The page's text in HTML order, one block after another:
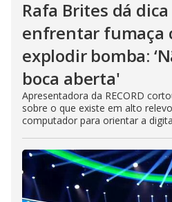
Rafa Brites dá
enfrentar fumaça
explodir bomba:
boca aberta'
Apresentadora da RECORD
sobre o que existe em alto
computador para orientar a